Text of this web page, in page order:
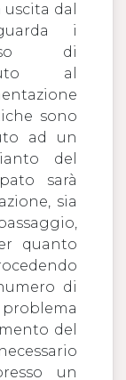
dal
i
di
al
sono
ad un
del
sarà
sia
quanto
di
del
un